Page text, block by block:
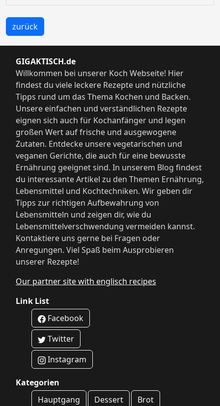
zurück
GIGAKTISCH.de
Willkommen bei unserer Koch Webseite! Hier
findest du viele leckere Rezepte und nützliche
Tipps rund um das Thema Kochen und Backen.
Unsere einfachen und verständlichen Rezepte
eignen sich auch für Kochanfänger und legen
großen Wert auf frische und ausgewogene
Zutaten. Entdecke unsere vegetarischen und
veganen Gerichte, die auch für eine bewusste
Ernährung geeignet sind. In unserem Blog findest
du interessante Artikel zu den Themen Ernährung,
Lebensmittel und Kochtechniken. Wir geben dir
Tipps zur richtigen Aufbewahrung von
Lebensmitteln und zeigen dir, wie du
Lebensmittelverschwendung vermeiden kannst.
Kontaktiere uns gerne bei Fragen oder
Anregungen. Viel Spaß beim Ausprobieren
unserer Rezepte!
Our partner site with englisch recipes
Link List
Facebook
Twitter
Instagram
Kategorien
Hauptgang
Dessert
Brot